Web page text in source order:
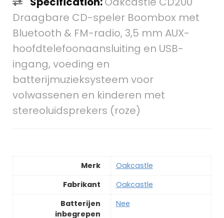
Draagbare CD-speler Boombox met
Bluetooth & FM-radio, 3,5 mm AUX-
hoofdtelefoonaansluiting en USB-
ingang, voeding en
batterijmuzieksysteem voor
volwassenen en kinderen met
stereoluidsprekers (roze)
Merk
‎Oakcastle
Fabrikant
‎Oakcastle
Batterijen
inbegrepen
‎Nee